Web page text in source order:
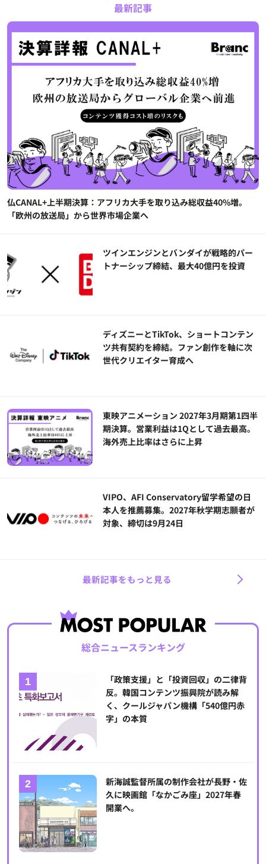
最新記事
仏CANAL+上半期決算：アフリカ大手を取り込み総収益40%増。
「欧州の放送局」から世界市場企業へ
ツインエンジンとバンダイが戦略的パー
トナーシップ締結、最大40億円を投資
ディズニーとTikTok、ショートコンテン
ツ共有契約を締結。ファン創作を軸に次
世代クリエイター育成へ
東映アニメーション 2027年3月期第1四半
期決算。営業利益は1Qとして過去最高。
海外売上比率はさらに上昇
VIPO、AFI Conservatory留学希望の日
本人を推薦募集。2027年秋学期志願者が
対象、締切は9月24日
最新記事をもっと見る
総合ニュースランキング
「政策支援」と「投資回収」の二律背
反。韓国コンテンツ振興院が読み解
く、クールジャパン機構「540億円赤
字」の本質
新海誠監督所属の制作会社が長野・佐
久に映画館「なかごみ座」2027年春
開業へ。